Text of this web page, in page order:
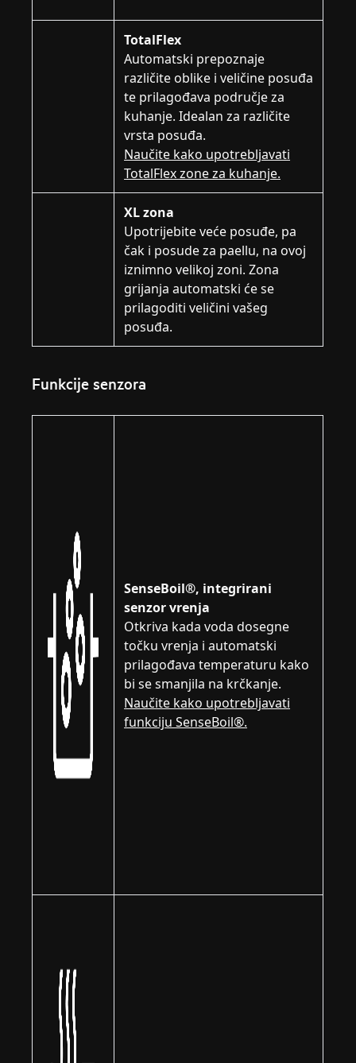
TotalFlex
Automatski prepoznaje
različite oblike i veličine posuđa
te prilagođava područje za
kuhanje. Idealan za različite
vrsta posuđa.
Naučite kako upotrebljavati
TotalFlex zone za kuhanje.
XL zona
Upotrijebite veće posuđe, pa
čak i posude za paellu, na ovoj
iznimno velikoj zoni. Zona
grijanja automatski će se
prilagoditi veličini vašeg
posuđa.
Funkcije senzora
SenseBoil®, integrirani
senzor vrenja
Otkriva kada voda dosegne
točku vrenja i automatski
prilagođava temperaturu kako
bi se smanjila na krčkanje.
Naučite kako upotrebljavati
funkciju SenseBoil®.